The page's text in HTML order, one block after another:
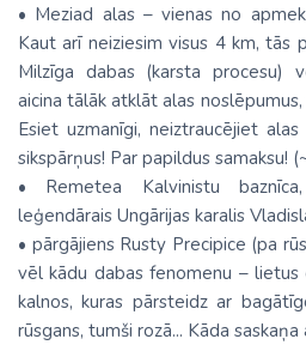
• Meziad alas – vienas no
Kaut arī neiziesim visus 4 km, tās
Milzīga dabas (karsta procesu)
aicina tālāk atklāt alas
Esiet uzmanīgi, neiztraucējiet
sikspārņus! Par papildus samaksu!
• Remetea Kalvinistu
leģendārais Ungārijas karalis
• pārgājiens Rusty Precipice (pa
vēl kādu dabas fenomenu – lietus
kalnos, kuras pārsteidz ar
rūsgans, tumši rozā... Kāda